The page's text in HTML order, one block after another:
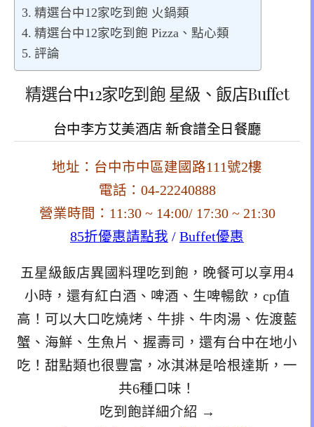
精選台中12家吃到飽 火鍋類
精選台中12家吃到飽 Pizza、點心類
評論
精選台中12家吃到飽 星級、飯店Buffet
台中李方艾美酒店 新食譜全日餐廳
地址：台中市中區建國路111號2樓
電話：04-22240888
營業時間：11:30 ~ 14:00/ 17:30 ~ 21:30
85折優惠請點我 / Buffet優惠
五星級飯店異國料理吃到飽，晚餐可以享用4
小時，還有紅白酒、啤酒、生啤暢飲，cp值
高！可以大口吃燒烤、牛排、牛肉湯、佐渡藍
蟹、海鮮、生魚片、握壽司，還有台中在地小
吃！甜點類也很豐富，冰淇淋是哈根達斯，一
共6種口味！
吃到飽詳細介紹 →